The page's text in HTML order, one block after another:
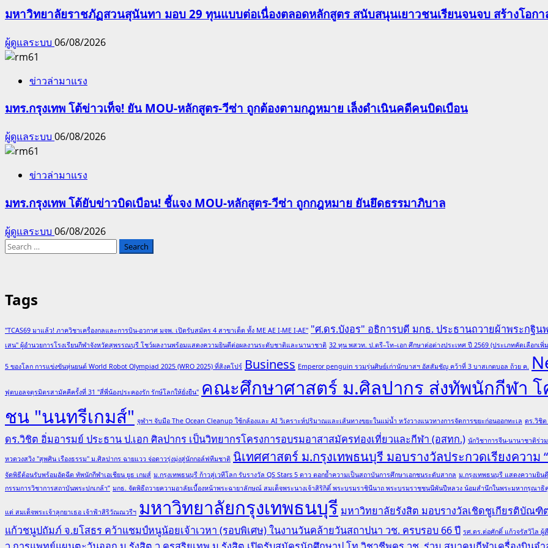
มหาวิทยาลัยราชภัฏสวนสุนันทา มอบ 29 ทุนแบบต่อเนื่องตลอดหลักสูตร สนับสนุนเยาวชนเรียนจนจบ สร้างโอกา
ผู้ดูแลระบบ 06/08/2026
ข่าวล่ามาแรง
มทร.กรุงเทพ โต้ข่าวเท็จ! ยัน MOU-หลักสูตร-วีซ่า ถูกต้องตามกฎหมาย เล็งดำเนินคดีคนบิดเบือน
ผู้ดูแลระบบ 06/08/2026
ข่าวล่ามาแรง
มทร.กรุงเทพ โต้ยับข่าวบิดเบือน! ชี้แจง MOU-หลักสูตร-วีซ่า ถูกกฎหมาย ยันยึดธรรมาภิบาล
ผู้ดูแลระบบ 06/08/2026
Search
for:
Tags
"TCAS69 มาแล้ว! ภาควิชาเครื่องกลและการบิน-อวกาศ มจพ. เปิดรับสมัคร 4 สาขาเด็ด ทั้ง ME AE I-ME I-AE" "ศ.ดร.บังอร" อธิการบดี มกธ. ประธานถวายผ้าพระกฐิ
เสน" ผู้อำนวยการโรงเรียนกีฬาจังหวัดสุพรรณบุรี โชว์ผลงานพร้อมแสดงความยินดีต่อผลงานระดับชาติและนานาชาติ 32 ทุน พสวท. ป.ตรี–โท–เอก ศึกษาต่อต่างประเทศ ปี 2569 (ประเภทคัดเลือกเพิ่
5 ของโลก การแข่งขันหุ่นยนต์ World Robot Olympiad 2025 (WRO 2025) ที่สิงคโปร์ Business Emperor penguin รวมรุ่นศิษย์เก่านักบาสฯ อัสสัมชัญ คว้าที่ 3 บาสเกตบอล ถ้วย ค.
ฟุตบอลจตุรมิตรสามัคคีครั้งที่ 31 "สี่พี่น้องประคองรัก รักษ์โลกให้ยั่งยืน" คณะศึกษาศาสตร์ ม.ศิลปากร ส่งทัพนักกีฬา
ชน "นนทรีเกมส์" จุฬาฯ จับมือ The Ocean Cleanup ใช้กล้องและ AI วิเคราะห์ปริมาณและเส้นทางขยะในแม่น้ำ หวังวางแนวทางการจัดการขยะก่อนออกทะเล ดร.วิชิต
ดร.วิชิต อิ่มอารมย์ ประธาน ป.เอก ศิลปากร เป็นวิทยากรโครงการอบรมอาสาสมัครท่องเที่ยวและกีฬา (อสทก.) นักวิชาการจีน-นานาชาติร่
หวดวงสวิง "สุพศิน เรืองธรรม" ม.ศิลปากร ฉายแวว จ่อดาวรุ่งมุ่งสู่นักกอล์ฟทีมชาติ นิเทศศาสตร์ ม.กรุงเทพธนบุรี มอบรางวัลประกวดเรียงควา
จัดพิธีต้อนรับพร้อมอัดฉีด ทัพนักกีฬาเอเชียน ยูธ เกมส์ ม.กรุงเทพธนบุรี ก้าวสู่เวทีโลก รับรางวัล QS Stars 5 ดาว ตอกย้ำความเป็นสถาบันการศึกษาเอกชนระดับสากล ม.กรุงเทพธนบุรี แสดงความยิน
กรรมการวิชาการสถาบันพระปกเกล้า” มกธ. จัดพิธีถวายความอาลัยเบื้องหน้าพระฉายาลักษณ์ สมเด็จพระนางเจ้าสิริกิติ์ พระบรมราชินีนาถ พระบรมราชชนนีพันปีหลวง น้อมสำนึกในพระมหากรุณา
แด่ สมเด็จพระเจ้าลูกยาเธอ เจ้าฟ้าสิริวัณณวรีฯ มหาวิทยาลัยกรุงเทพธนบุรี มหาวิทยาลัยรังสิต มอบรางวัลเชิดชูเกียรติบัณ
แก้วชนูปถัมภ์ จ.ยโสธร คว้าแชมป์หนูน้อยเจ้าเวหา (รอบพิเศษ) ในงานวันคล้ายวันสถาปนา วช. ครบรอบ 66 ปี รศ.ดร.ต่อศักดิ์ แก้วจรัสวิไล ผู้